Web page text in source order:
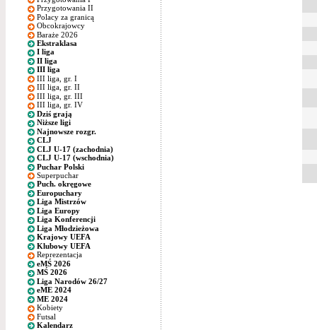
Przygotowania II
Polacy za granicą
Obcokrajowcy
Baraże 2026
Ekstraklasa
I liga
II liga
III liga
III liga, gr. I
III liga, gr. II
III liga, gr. III
III liga, gr. IV
Dziś grają
Niższe ligi
Najnowsze rozgr.
CLJ
CLJ U-17 (zachodnia)
CLJ U-17 (wschodnia)
Puchar Polski
Superpuchar
Puch. okręgowe
Europuchary
Liga Mistrzów
Liga Europy
Liga Konferencji
Liga Młodzieżowa
Krajowy UEFA
Klubowy UEFA
Reprezentacja
eMŚ 2026
MŚ 2026
Liga Narodów 26/27
eME 2024
ME 2024
Kobiety
Futsal
Kalendarz